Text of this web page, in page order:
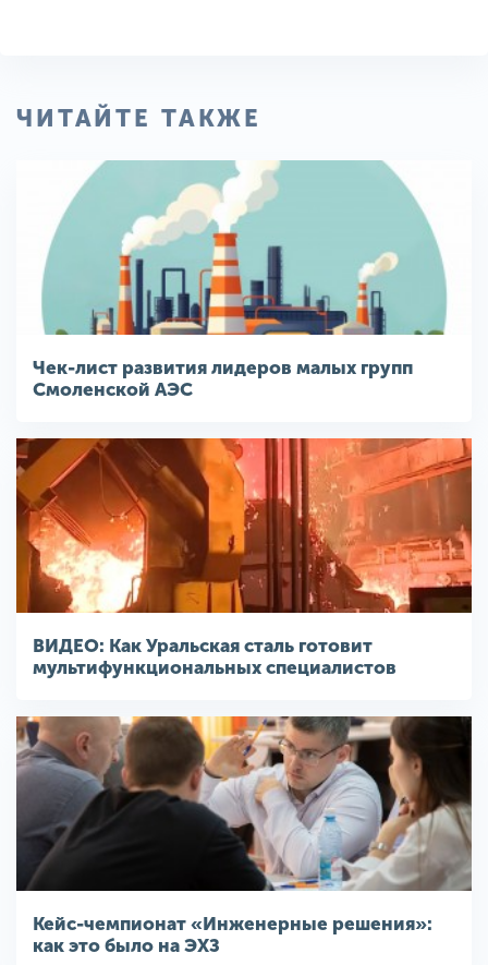
ЧИТАЙТЕ ТАКЖЕ
Чек-лист развития лидеров малых групп
Смоленской АЭС
ВИДЕО: Как Уральская сталь готовит
мультифункциональных специалистов
Кейс-чемпионат «Инженерные решения»:
как это было на ЭХЗ